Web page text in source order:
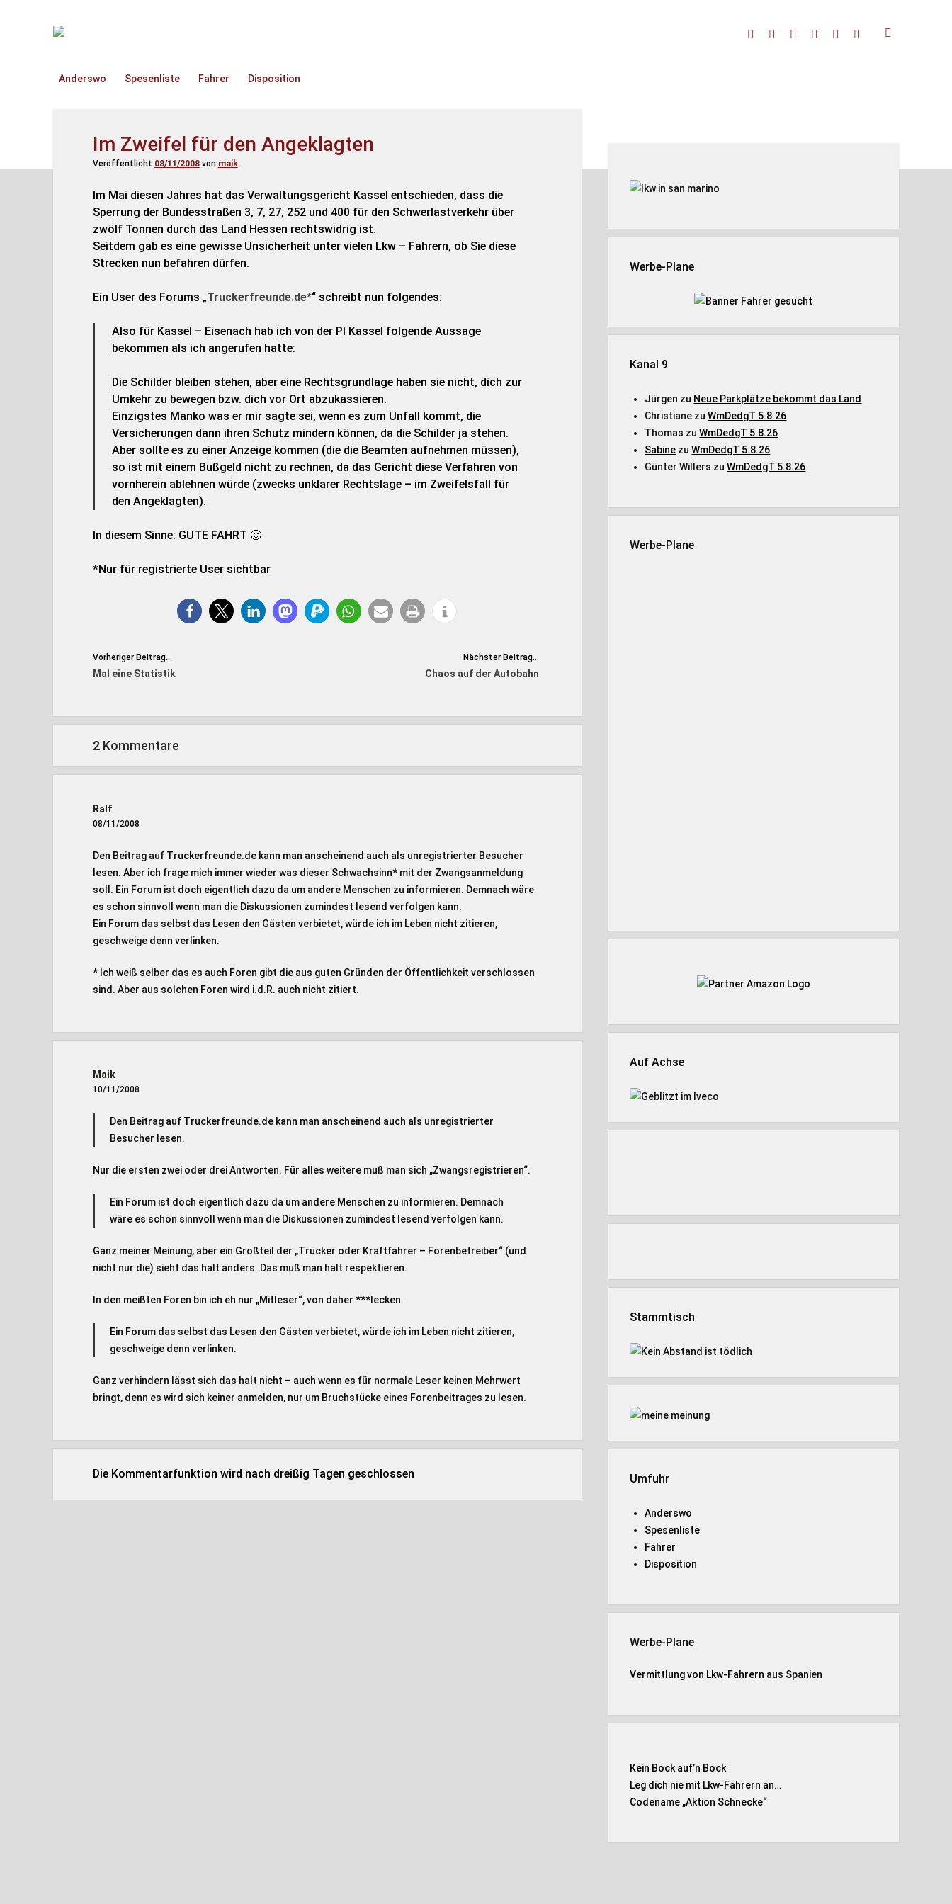
TruckOnline.de facebookthreadslinkedinyoutube
rss amazon
Anderswo Spesenliste Fahrer Disposition
Im Zweifel für den Angeklagten
Veröffentlicht 08/11/2008von maik.
Im Mai diesen Jahres hat das Verwaltungsgericht Kassel entschieden, dass die
Sperrung der Bundesstraßen 3, 7, 27, 252 und 400 für den Schwerlastverkehr über
zwölf Tonnen durch das Land Hessen rechtswidrig ist.
Seitdem gab es eine gewisse Unsicherheit unter vielen Lkw – Fahrern, ob Sie diese
Strecken nun befahren dürfen.
Ein User des Forums „Truckerfreunde.de*“ schreibt nun folgendes:
Also für Kassel – Eisenach hab ich von der PI Kassel folgende Aussage
bekommen als ich angerufen hatte:
Die Schilder bleiben stehen, aber eine Rechtsgrundlage haben sie nicht, dich zur
Umkehr zu bewegen bzw. dich vor Ort abzukassieren.
Einzigstes Manko was er mir sagte sei, wenn es zum Unfall kommt, die
Versicherungen dann ihren Schutz mindern können, da die Schilder ja stehen.
Aber sollte es zu einer Anzeige kommen (die die Beamten aufnehmen müssen),
so ist mit einem Bußgeld nicht zu rechnen, da das Gericht diese Verfahren von
vornherein ablehnen würde (zwecks unklarer Rechtslage – im Zweifelsfall für
den Angeklagten).
In diesem Sinne: GUTE FAHRT 🙂
*Nur für registrierte User sichtbar
Vorheriger Beitrag...
Mal eine Statistik
Nächster Beitrag...
Chaos auf der Autobahn
2 Kommentare
Ralf
08/11/2008
Den Beitrag auf Truckerfreunde.de kann man anscheinend auch als unregistrierter Besucher
lesen. Aber ich frage mich immer wieder was dieser Schwachsinn* mit der Zwangsanmeldung
soll. Ein Forum ist doch eigentlich dazu da um andere Menschen zu informieren. Demnach wäre
es schon sinnvoll wenn man die Diskussionen zumindest lesend verfolgen kann.
Ein Forum das selbst das Lesen den Gästen verbietet, würde ich im Leben nicht zitieren,
geschweige denn verlinken.
* Ich weiß selber das es auch Foren gibt die aus guten Gründen der Öffentlichkeit verschlossen
sind. Aber aus solchen Foren wird i.d.R. auch nicht zitiert.
Maik
10/11/2008
Den Beitrag auf Truckerfreunde.de kann man anscheinend auch als unregistrierter
Besucher lesen.
Nur die ersten zwei oder drei Antworten. Für alles weitere muß man sich „Zwangsregistrieren“.
Ein Forum ist doch eigentlich dazu da um andere Menschen zu informieren. Demnach
wäre es schon sinnvoll wenn man die Diskussionen zumindest lesend verfolgen kann.
Ganz meiner Meinung, aber ein Großteil der „Trucker oder Kraftfahrer – Forenbetreiber“ (und
nicht nur die) sieht das halt anders. Das muß man halt respektieren.
In den meißten Foren bin ich eh nur „Mitleser“, von daher ***lecken.
Ein Forum das selbst das Lesen den Gästen verbietet, würde ich im Leben nicht zitieren,
geschweige denn verlinken.
Ganz verhindern lässt sich das halt nicht – auch wenn es für normale Leser keinen Mehrwert
bringt, denn es wird sich keiner anmelden, nur um Bruchstücke eines Forenbeitrages zu lesen.
Die Kommentarfunktion wird nach dreißig Tagen geschlossen
Werbe-Plane
Kanal 9
Jürgen zu Neue Parkplätze bekommt das Land
Christiane zuWmDedgT 5.8.26
Thomas zuWmDedgT 5.8.26
Sabine zuWmDedgT 5.8.26
Günter Willers zuWmDedgT 5.8.26
Werbe-Plane
Auf Achse
Stammtisch
Umfuhr
Anderswo
Spesenliste
Fahrer
Disposition
Werbe-Plane
Vermittlung von Lkw-Fahrern aus Spanien
Kein Bock auf’n Bock
Leg dich nie mit Lkw-Fahrern an…
Codename „Aktion Schnecke“